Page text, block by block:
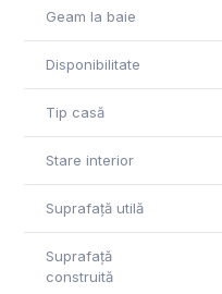
Geam la baie
Disponibilitate
Tip casă
Stare interior
Suprafață utilă
Suprafață
construită